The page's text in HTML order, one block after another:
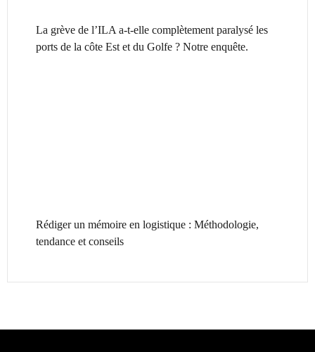
La grève de l’ILA a-t-elle complètement paralysé les
ports de la côte Est et du Golfe ? Notre enquête.
Rédiger un mémoire en logistique : Méthodologie,
tendance et conseils